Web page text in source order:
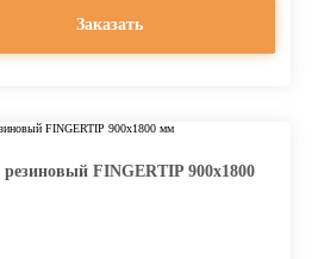
Заказать
FINGERTIP 900х1800